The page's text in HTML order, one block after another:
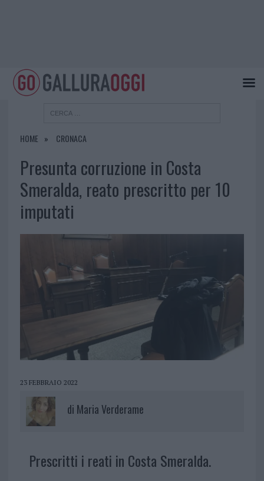
HOME CRONACA
Presunta corruzione in Costa
Smeralda, reato prescritto per 10
imputati
23 FEBBRAIO 2022
di Maria Verderame
Prescritti i reati in Costa Smeralda.